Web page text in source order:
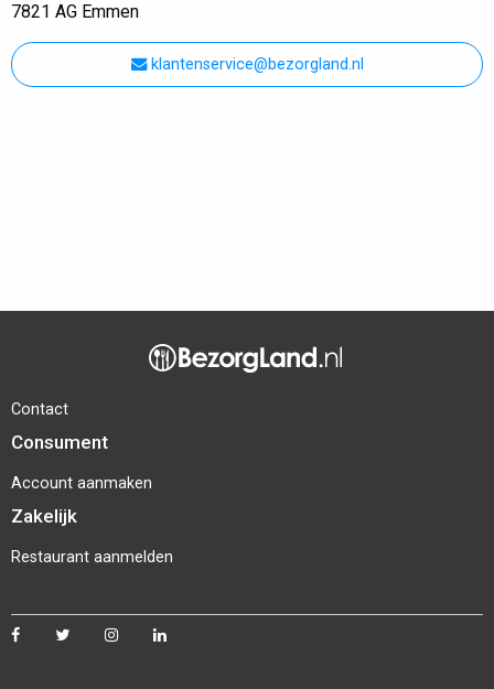
7821 AG Emmen
klantenservice@bezorgland.nl
Contact
Consument
Account aanmaken
Zakelijk
Restaurant aanmelden